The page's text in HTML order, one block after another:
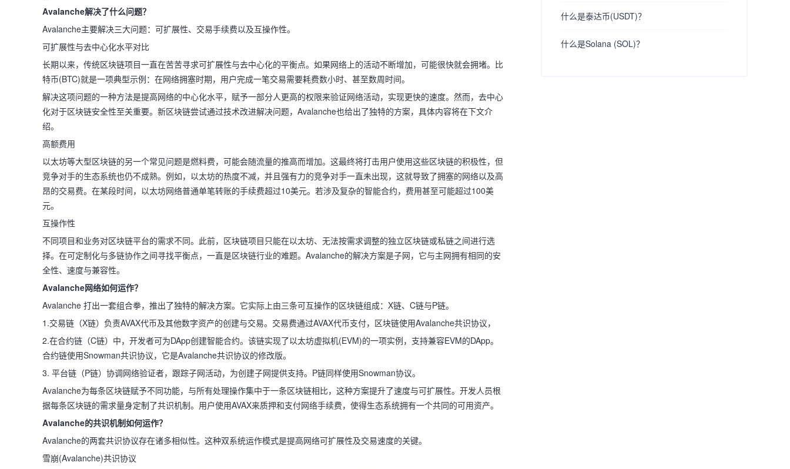
Avalanche解决了什么问题？
Avalanche主要解决三大问题：可扩展性、交易手续费以及互操作性。
可扩展性与去中心化水平对比
长期以来，传统区块链项目一直在苦苦寻求可扩展性与去中心化的平衡点。如果网络上的活动不断增加，可能很快就会拥堵。比
特币(BTC)就是一项典型示例：在网络拥塞时期，用户完成一笔交易需要耗费数小时、甚至数周时间。
解决这项问题的一种方法是提高网络的中心化水平，赋予一部分人更高的权限来验证网络活动，实现更快的速度。然而，去中心
化对于区块链安全性至关重要。新区块链尝试通过技术改进解决问题，Avalanche也给出了独特的方案，具体内容将在下文介
绍。
高额费用
以太坊等大型区块链的另一个常见问题是燃料费，可能会随流量的推高而增加。这最终将打击用户使用这些区块链的积极性，但
竞争对手的生态系统也仍不成熟。例如，以太坊的热度不减，并且强有力的竞争对手一直未出现，这就导致了拥塞的网络以及高
昂的交易费。在某段时间，以太坊网络普通单笔转账的手续费超过10美元。若涉及复杂的智能合约，费用甚至可能超过100美
元。
互操作性
不同项目和业务对区块链平台的需求不同。此前，区块链项目只能在以太坊、无法按需求调整的独立区块链或私链之间进行选
择。在可定制化与多链协作之间寻找平衡点，一直是区块链行业的难题。Avalanche的解决方案是子网，它与主网拥有相同的安
全性、速度与兼容性。
Avalanche网络如何运作？
Avalanche 打出一套组合拳，推出了独特的解决方案。它实际上由三条可互操作的区块链组成：X链、C链与P链。
1.交易链（X链）负责AVAX代币及其他数字资产的创建与交易。交易费通过AVAX代币支付，区块链使用Avalanche共识协议，
2.在合约链（C链）中，开发者可为DApp创建智能合约。该链实现了以太坊虚拟机(EVM)的一项实例，支持兼容EVM的DApp。
合约链使用Snowman共识协议，它是Avalanche共识协议的修改版。
3. 平台链（P链）协调网络验证者，跟踪子网活动，为创建子网提供支持。P链同样使用Snowman协议。
Avalanche为每条区块链赋予不同功能，与所有处理操作集中于一条区块链相比，这种方案提升了速度与可扩展性。开发人员根
据每条区块链的需求量身定制了共识机制。用户使用AVAX来质押和支付网络手续费，使得生态系统拥有一个共同的可用资产。
Avalanche的共识机制如何运作？
Avalanche的两套共识协议存在诸多相似性。这种双系统运作模式是提高网络可扩展性及交易速度的关键。
雪崩(Avalanche)共识协议
什么是泰达币(USDT)？
什么是Solana (SOL)？